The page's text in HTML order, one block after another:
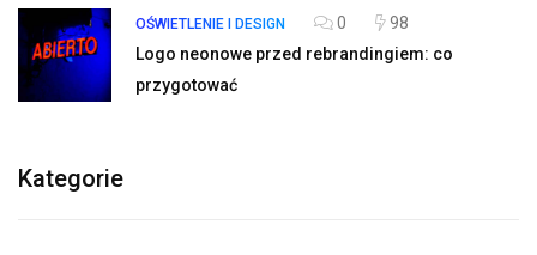
OŚWIETLENIE I DESIGN 0
98
Logo neonowe przed rebrandingiem: co
przygotować
Kategorie